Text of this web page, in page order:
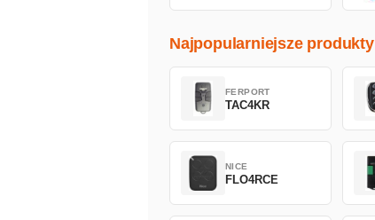
Najpopularniejsze produkty
FERPORT
TAC4KR
NICE
FLO4RCE